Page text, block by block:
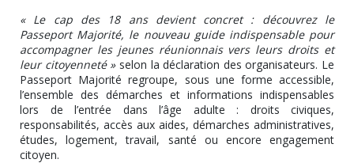
« Le cap des 18 ans devient concret : découvrez le
Passeport Majorité, le nouveau guide indispensable pour
accompagner les jeunes réunionnais vers leurs droits et
leur citoyenneté » selon la déclaration des organisateurs. Le
Passeport Majorité regroupe, sous une forme accessible,
l’ensemble des démarches et informations indispensables
lors de l’entrée dans l’âge adulte : droits civiques,
responsabilités, accès aux aides, démarches administratives,
études, logement, travail, santé ou encore engagement
citoyen.